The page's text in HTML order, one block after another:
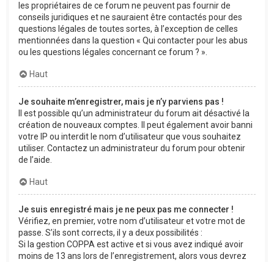
les propriétaires de ce forum ne peuvent pas fournir de
conseils juridiques et ne sauraient être contactés pour des
questions légales de toutes sortes, à l’exception de celles
mentionnées dans la question « Qui contacter pour les abus
ou les questions légales concernant ce forum ? ».
Haut
Je souhaite m’enregistrer, mais je n’y parviens pas !
Il est possible qu’un administrateur du forum ait désactivé la
création de nouveaux comptes. Il peut également avoir banni
votre IP ou interdit le nom d’utilisateur que vous souhaitez
utiliser. Contactez un administrateur du forum pour obtenir
de l’aide.
Haut
Je suis enregistré mais je ne peux pas me connecter !
Vérifiez, en premier, votre nom d’utilisateur et votre mot de
passe. S’ils sont corrects, il y a deux possibilités :
Si la gestion COPPA est active et si vous avez indiqué avoir
moins de 13 ans lors de l’enregistrement, alors vous devrez